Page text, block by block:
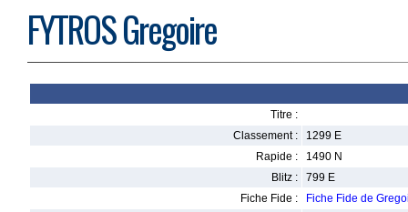
FYTROS Gregoire
Titre :
Classement :
1299 E
Rapide :
1490 N
Blitz :
799 E
Fiche Fide :
Fiche Fide de